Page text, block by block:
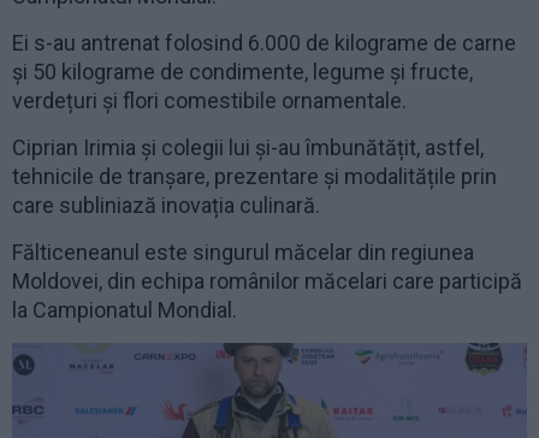
Ei s-au antrenat folosind 6.000 de kilograme de carne
și 50 kilograme de condimente, legume și fructe,
verdețuri și flori comestibile ornamentale.
Ciprian Irimia și colegii lui și-au îmbunătățit, astfel,
tehnicile de tranșare, prezentare și modalitățile prin
care subliniază inovația culinară.
Fălticeneanul este singurul măcelar din regiunea
Moldovei, din echipa românilor măcelari care participă
la Campionatul Mondial.